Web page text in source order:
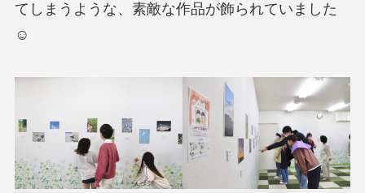
てしまうような、素敵な作品が飾られていました
☺️